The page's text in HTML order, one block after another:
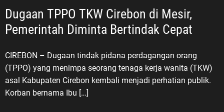
Dugaan TPPO TKW Cirebon di Mesir,
Pemerintah Diminta Bertindak Cepat
CIREBON – Dugaan tindak pidana perdagangan orang
(TPPO) yang menimpa seorang tenaga kerja wanita (TKW)
asal Kabupaten Cirebon kembali menjadi perhatian publik.
Korban bernama Ibu […]